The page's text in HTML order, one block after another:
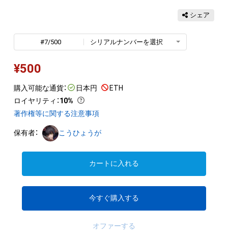
シェア
#7/500 シリアルナンバーを選択
¥500
購入可能な通貨： 日本円
ETH
ロイヤリティ ：10%
著作権等に関する注意事項
保有者： こうひょうが
カートに入れる
今すぐ購入する
オファーする